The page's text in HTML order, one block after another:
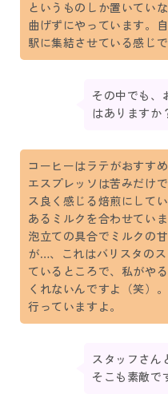
というものしか置いてい
曲げずにやっています。
駅に集結させている感じで
その中でも、
はありますか
コーヒーはラテがおすすめ
エスプレッソは苦みだけ
ス良く感じる焙煎にして
あるミルクを合わせていま
泡立ての具合でミルクの
が…、これはバリスタの
ているところで、私がや
くれないんですよ（笑）
行っていますよ。
スタッフさん
そこも素敵で